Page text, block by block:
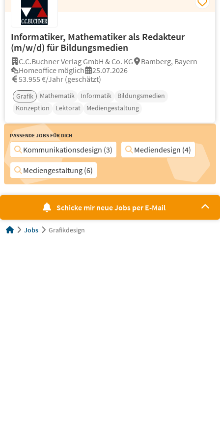
Informatiker, Mathematiker als Redakteur
(m/w/d) für Bildungsmedien
C.C.Buchner Verlag GmbH & Co. KG
Bamberg, Bayern
Homeoffice möglich
25.07.2026
53.955 €/Jahr (geschätzt)
Grafik Mathematik Informatik
Bildungsmedien
Konzeption
Lektorat Mediengestaltung
Passende Jobs für Dich
Kommunikationsdesign (3)
Mediendesign (4)
Mediengestaltung (6)
Schicke mir neue Jobs per E-Mail
Jobs Grafikdesign